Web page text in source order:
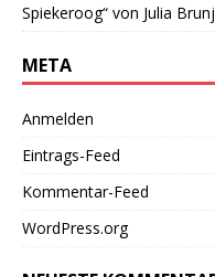
Spiekeroog“ von Julia
META
Anmelden
Eintrags-Feed
Kommentar-Feed
WordPress.org